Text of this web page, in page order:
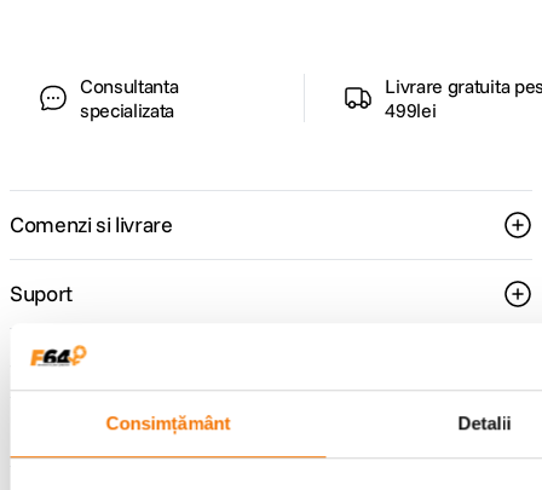
Consimțământ Detalii
Consultanta
specializata
Livrare gratuita
499lei
Comenzi si livrare
Suport
Service si garantii
F64 Studio